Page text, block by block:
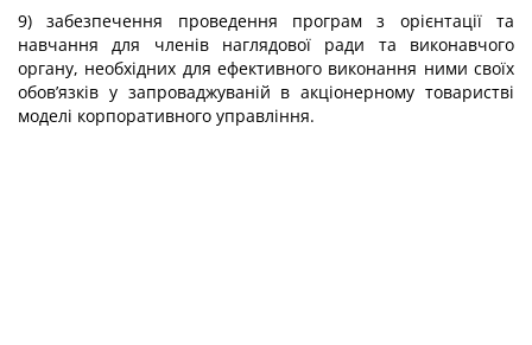
9) забезпечення проведення програм з орієнтації та
навчання для членів наглядової ради та виконавчого
органу, необхідних для ефективного виконання ними своїх
обов’язків у запроваджуваній в акціонерному товаристві
моделі корпоративного управління.